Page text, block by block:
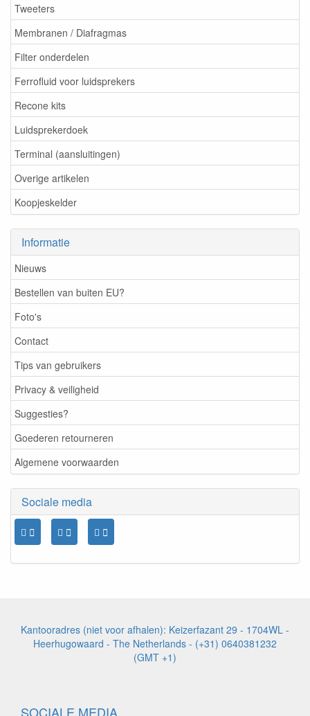
Tweeters
Membranen / Diafragmas
Filter onderdelen
Ferrofluid voor luidsprekers
Recone kits
Luidsprekerdoek
Terminal (aansluitingen)
Overige artikelen
Koopjeskelder
Informatie
Nieuws
Bestellen van buiten EU?
Foto's
Contact
Tips van gebruikers
Privacy & veiligheid
Suggesties?
Goederen retourneren
Algemene voorwaarden
Sociale media
Kantooradres (niet voor afhalen): Keizerfazant 29 - 1704WL -
Heerhugowaard - The Netherlands - (+31) 0640381232
(GMT +1)
SOCIALE MEDIA